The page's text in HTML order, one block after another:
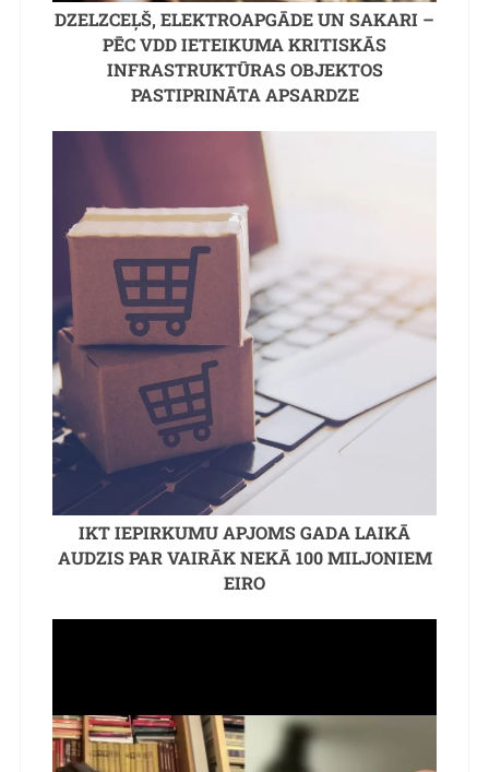
DZELZCEĻŠ, ELEKTROAPGĀDE UN SAKARI –
PĒC VDD IETEIKUMA KRITISKĀS
INFRASTRUKTŪRAS OBJEKTOS
PASTIPRINĀTA APSARDZE
IKT IEPIRKUMU APJOMS GADA LAIKĀ
AUDZIS PAR VAIRĀK NEKĀ 100 MILJONIEM
EIRO